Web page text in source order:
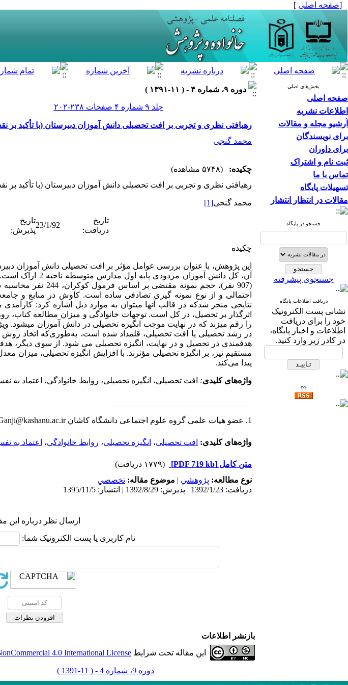
[صفحه اصلی ]
بخش‌های اصلی
صفحه اصلی
اطلاعات نشریه
آرشیو مجله و مقالات
برای نویسندگان
برای داوران
ثبت نام و اشتراک
تماس با ما
تسهیلات پایگاه
مقالات در انتظار انتشار
جستجو در پایگاه
جستجوی پیشرفته
دریافت اطلاعات پایگاه
نشانی پست الکترونیک
خود را برای دریافت
اطلاعات و اخبار پایگاه،
در کادر زیر وارد کنید.
rss
دوره ۹، شماره ۴ - ( ۱۱-۱۳۹۱ )
جلد ۹ شماره ۴ صفحات ۲۳۸-۲۰۲
رهیافتی نظری و تجربی بر افت تحصیلی دانش ‌آموزان دبیرستان (با تأکید بر
محمد گنجی
چکیده:
(۵۷۴۸ مشاهده)
رهیافتی نظری و تجربی بر افت تحصیلی دانش ‏آموزان دبیرستان (با تأکید بر
محمد گنجی[1]
تاریخ
دریافت:
23/1/92
تاریخ
پذیرش:
چکیده
این پژوهش، با عنوان بررسی عوامل مؤثر بر افت تحصیلی دانش‏ آموزان
(907 نفر)، حجم نمونه
احتمالی و از نوع نمونه ­گیری تصادفی ساده است. کاوش در منابع و
نتایجی منجر شدکه در قالب آن­ها می­توان به موارد ذیل اشاره کرد:
اثرگذار بر تحصیل، در کل است. توجهات خانوادگی و میزان مطالعه کتاب،
را رقم می‏زند که در نهایت موجب انگیزه تحصیلی در دانش ­آموزان می­شود.
در رشد تحصیلی یا افت تحصیلی، قلمداد شده است، به‌طوری‌که اتخاذ
هدفمندی در تحصیل و در نهایت، انگیزه تحصیلی می­ شود. از سوی دیگر،
مستقیم نیز، بر انگیزه تحصیلی مؤثرند. با افزایش انگیزه تحصیلی، میزان
پیدا می‌کند.
واژه‌های کلیدی: افت تحصیلی، انگیزه تحصیلی، روابط خانوادگی، اعتماد به
1. عضو هیات علمی گروه علوم اجتماعی دانشگاه کاشان
واژه‌های کلیدی: افت تحصیلی، انگیزه تحصیلی، روابط خانوادگی، اعتماد به
متن کامل [PDF 719 kb]
(۱۷۷۹ دریافت)
نوع مطالعه: پژوهشي | موضوع مقاله: تخصصي
دریافت: 1392/1/23 | پذیرش: 1392/8/29 | انتشار: 1395/11/5
ارسال نظر درباره این
نام کاربری یا پست الکترونیک شما:
بازنشر اطلاعات
این مقاله تحت شرایط 4.0 International License
دوره 9، شماره 4 - ( 11-1391 )